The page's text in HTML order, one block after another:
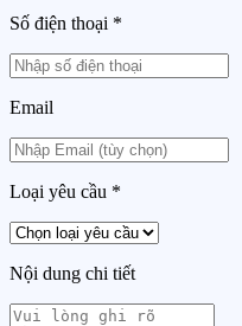
Số điện thoại *
Email
Loại yêu cầu *
Nội dung chi tiết